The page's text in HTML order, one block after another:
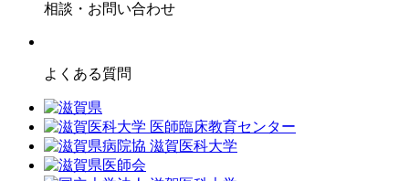
相談・お問い合わせ
よくある質問